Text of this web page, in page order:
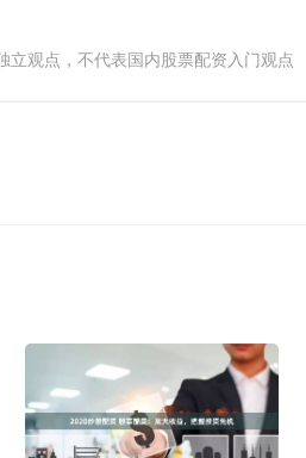
立观点，不代表国内股票配资入门观点